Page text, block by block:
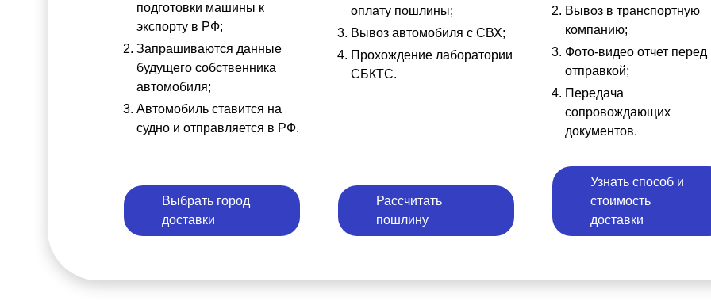
подготовки машины к
экспорту в РФ;
Запрашиваются данные
будущего собственника
автомобиля;
Автомобиль ставится на
судно и отправляется в РФ.
Выбрать город
доставки
оплату пошлины;
Вывоз автомобиля с СВХ;
Прохождение лаборатории
СБКТС.
Рассчитать
пошлину
Вывоз в транспортную
компанию;
Фото-видео отчет перед
отправкой;
Передача
сопровождающих
документов.
Узнать способ и
стоимость
доставки